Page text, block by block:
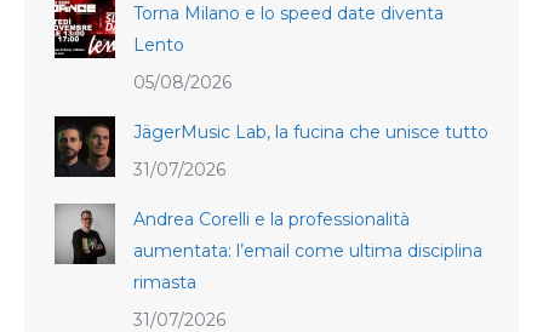
Torna Milano e lo speed date diventa
Lento
05/08/2026
JägerMusic Lab, la fucina che unisce tutto
31/07/2026
Andrea Corelli e la professionalità
aumentata: l’email come ultima disciplina
rimasta
31/07/2026